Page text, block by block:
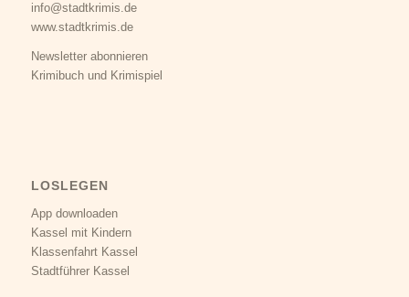
info@stadtkrimis.de
www.stadtkrimis.de
Newsletter abonnieren
Krimibuch und Krimispiel
LOSLEGEN
App downloaden
Kassel mit Kindern
Klassenfahrt Kassel
Stadtführer Kassel